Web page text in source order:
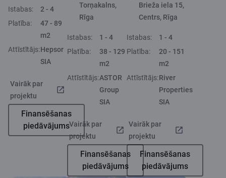
Istabas:
2 - 4
Platība:
47 - 89
m2
Attīstītājs:Hepsor
SIA
Vairāk par
projektu
Finansēšanas
piedāvājums
Torņakalns,
Rīga
Istabas:
1 - 4
Platība:
38 - 129
m2
Attīstītājs:ASTOR
Group
SIA
Vairāk par
projektu
Finansēšanas
piedāvājums
Brieža iela 15,
Centrs, Rīga
Istabas:
1 - 4
Platība:
20 - 151
m2
Attīstītājs:River
Properties
SIA
Vairāk par
projektu
Finansēšanas
piedāvājums